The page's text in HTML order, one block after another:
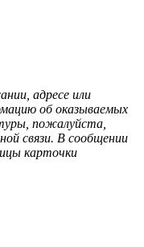
адресе или
об оказываемых
пожалуйста,
связи. В сообщении
карточки